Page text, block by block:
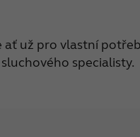
ať už pro vlastní
specialisty.